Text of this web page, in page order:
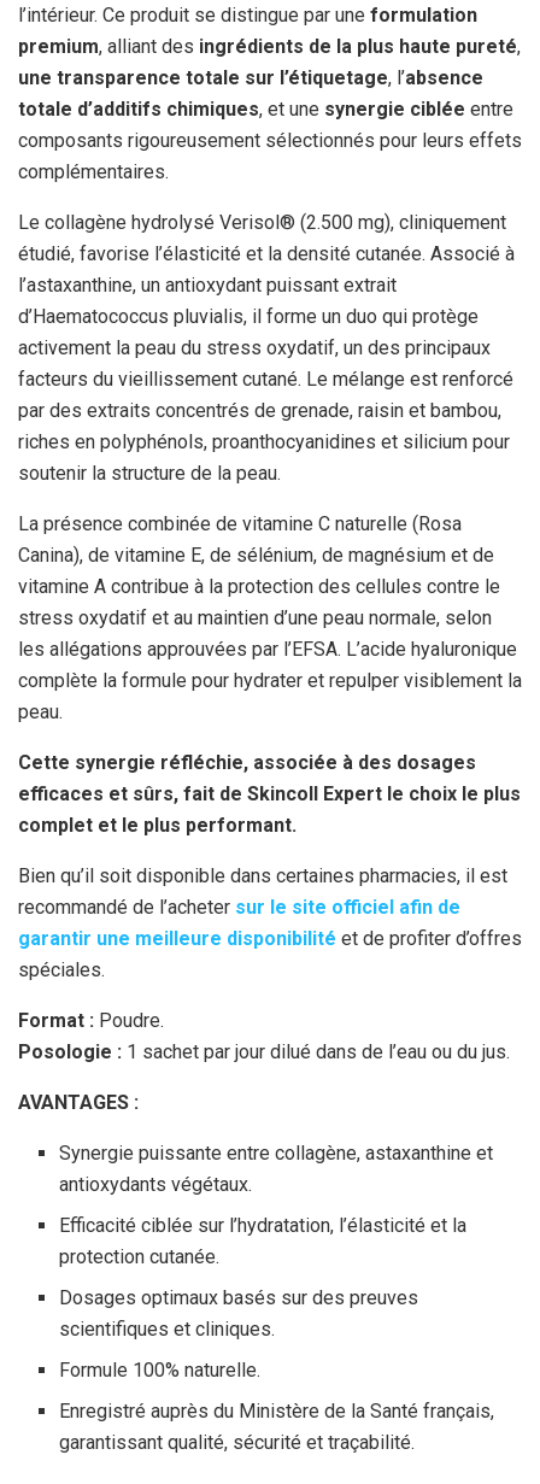
l’intérieur. Ce produit se distingue par une formulation
premium, alliant des ingrédients de la plus haute pureté,
une transparence totale sur l’étiquetage, l’absence
totale d’additifs chimiques, et une synergie ciblée entre
composants rigoureusement sélectionnés pour leurs effets
complémentaires.
Le collagène hydrolysé Verisol® (2.500 mg), cliniquement
étudié, favorise l’élasticité et la densité cutanée. Associé à
l’astaxanthine, un antioxydant puissant extrait
d’Haematococcus pluvialis, il forme un duo qui protège
activement la peau du stress oxydatif, un des principaux
facteurs du vieillissement cutané. Le mélange est renforcé
par des extraits concentrés de grenade, raisin et bambou,
riches en polyphénols, proanthocyanidines et silicium pour
soutenir la structure de la peau.
La présence combinée de vitamine C naturelle (Rosa
Canina), de vitamine E, de sélénium, de magnésium et de
vitamine A contribue à la protection des cellules contre le
stress oxydatif et au maintien d’une peau normale, selon
les allégations approuvées par l’EFSA. L’acide hyaluronique
complète la formule pour hydrater et repulper visiblement la
peau.
Cette synergie réfléchie, associée à des dosages
efficaces et sûrs, fait de Skincoll Expert le choix le plus
complet et le plus performant.
Bien qu’il soit disponible dans certaines pharmacies, il est
recommandé de l’acheter sur le site officiel afin de
garantir une meilleure disponibilité et de profiter d’offres
spéciales.
Format : Poudre.
Posologie : 1 sachet par jour dilué dans de l’eau ou du jus.
AVANTAGES :
Synergie puissante entre collagène, astaxanthine et
antioxydants végétaux.
Efficacité ciblée sur l’hydratation, l’élasticité et la
protection cutanée.
Dosages optimaux basés sur des preuves
scientifiques et cliniques.
Formule 100% naturelle.
Enregistré auprès du Ministère de la Santé français,
garantissant qualité, sécurité et traçabilité.